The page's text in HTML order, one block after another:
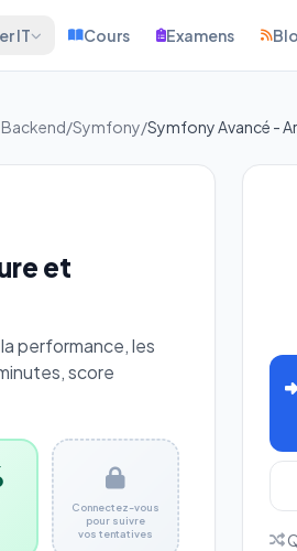
IT Cours Examens
/Symfony/Symfony Avancé -
et
performance, les
score
Connectez-vous
pour suivre
vos tentatives